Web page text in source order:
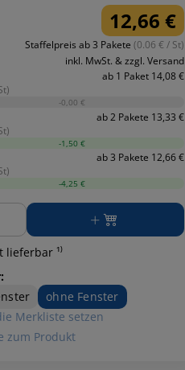
12,66 €
Staffelpreis ab 3 Pakete (0.06 € / St)
inkl. MwSt. & zzgl. Versand
ab 1 Paket 14,08 €
-0,00 €
ab 2 Pakete 13,33 €
-1,50 €
ab 3 Pakete 12,66 €
-4,25 €
lieferbar ¹⁾
ohne Fenster
Merkliste setzen
zum Produkt